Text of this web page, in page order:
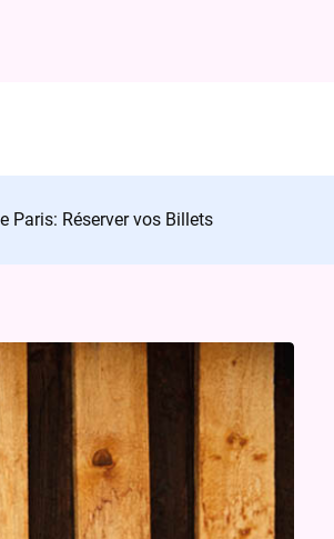
Paris: Réserver vos Billets